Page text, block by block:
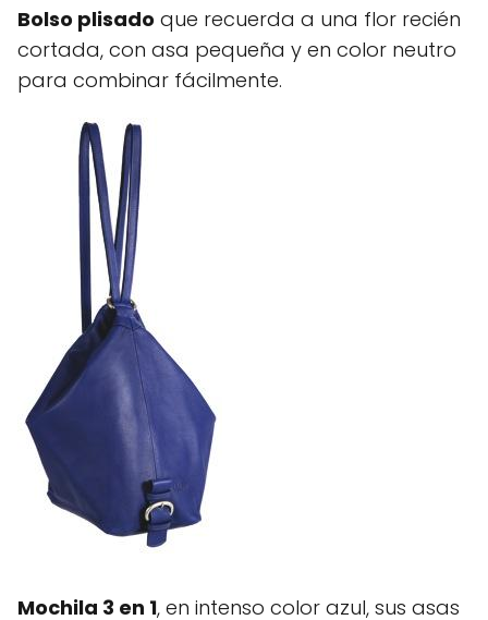
Bolso plisado que recuerda a una flor recién
cortada, con asa pequeña y en color neutro
para combinar fácilmente.
Mochila 3 en 1, en intenso color azul, sus asas